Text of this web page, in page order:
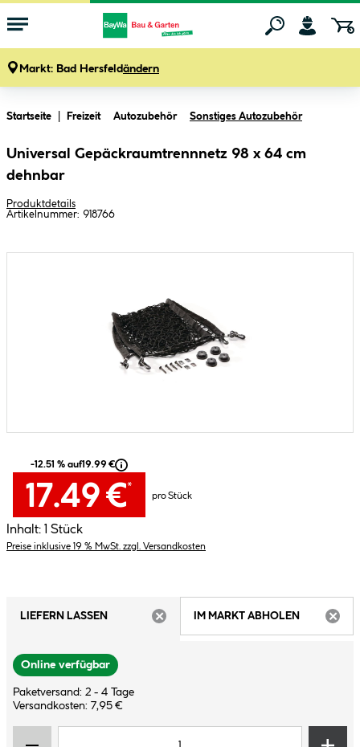
Markt: Bad Hersfeldändern
Startseite Freizeit Autozubehör Sonstiges Autozubehör
Universal Gepäckraumtrennnetz 98 x 64 cm
dehnbar
Produktdetails
Artikelnummer: 918766
-12.51 % auf19.99 €
17.49 €*
pro Stück
Inhalt: 1 Stück
Preise inklusive 19 % MwSt. zzgl. Versandkosten
LIEFERN LASSEN
IM MARKT ABHOLEN
Online verfügbar
Paketversand: 2 - 4 Tage
Versandkosten: 7,95 €